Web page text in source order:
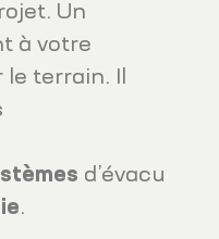
Un
à votre
terrain. Il
d’évacu
.